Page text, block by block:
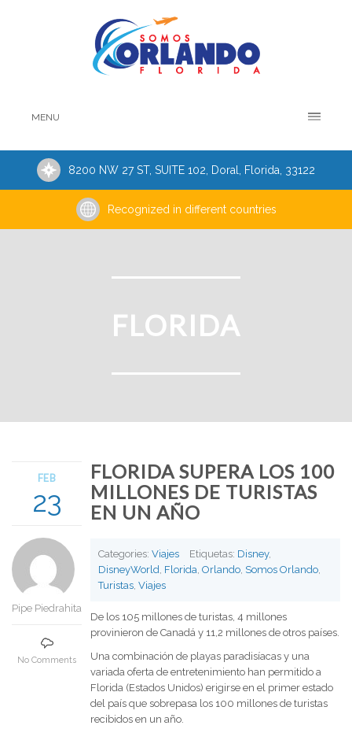
MENU
8200 NW 27 ST, SUITE 102, Doral, Florida, 33122
Recognized in different countries
FLORIDA
FEB
23
Pipe Piedrahita
No Comments
FLORIDA SUPERA LOS 100
MILLONES DE TURISTAS
EN UN AÑO
Categories: Viajes Etiquetas: Disney,
DisneyWorld, Florida, Orlando, Somos Orlando,
Turistas, Viajes
De los 105 millones de turistas, 4 millones
provinieron de Canadá y 11,2 millones de otros países.
Una combinación de playas paradisíacas y una
variada oferta de entretenimiento han permitido a
Florida (Estados Unidos) erigirse en el primer estado
del país que sobrepasa los 100 millones de turistas
recibidos en un año.